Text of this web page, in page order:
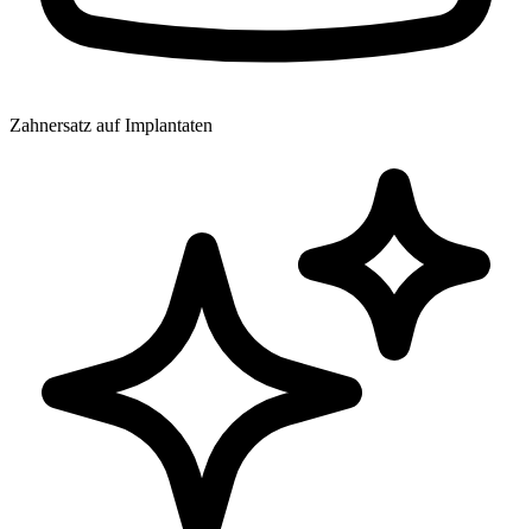
Zahnersatz auf Implantaten